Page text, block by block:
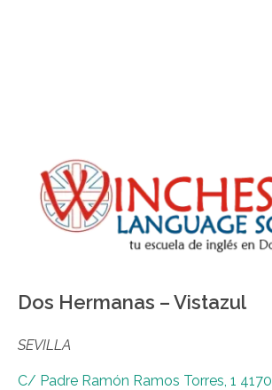
Dos Hermanas – Vistazul
SEVILLA
C/ Padre Ramón Ramos Torres, 1